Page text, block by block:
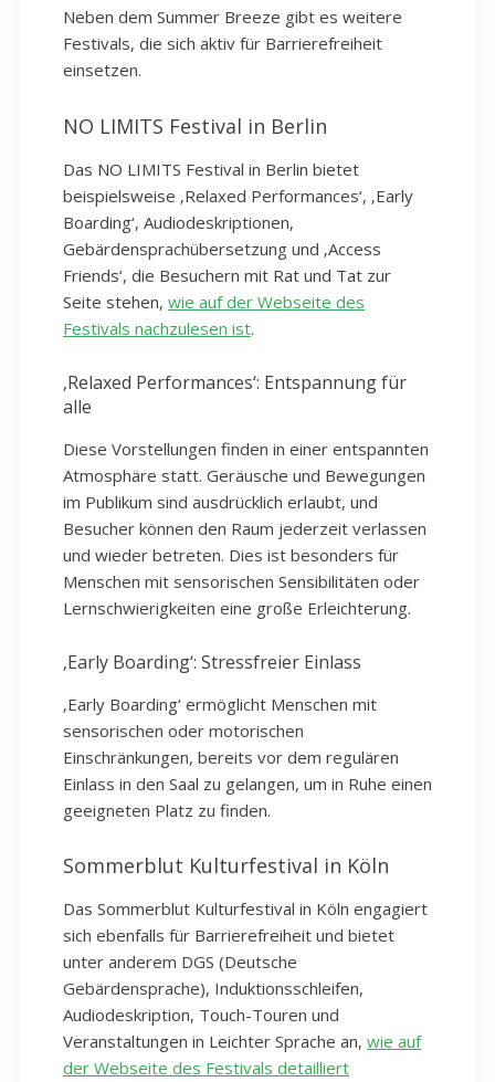
Neben dem Summer Breeze gibt es weitere
Festivals, die sich aktiv für Barrierefreiheit
einsetzen.
NO LIMITS Festival in Berlin
Das NO LIMITS Festival in Berlin bietet
beispielsweise ‚Relaxed Performances‘, ‚Early
Boarding‘, Audiodeskriptionen,
Gebärdensprachübersetzung und ‚Access
Friends‘, die Besuchern mit Rat und Tat zur
Seite stehen, wie auf der Webseite des
Festivals nachzulesen ist.
‚Relaxed Performances‘: Entspannung für
alle
Diese Vorstellungen finden in einer entspannten
Atmosphäre statt. Geräusche und Bewegungen
im Publikum sind ausdrücklich erlaubt, und
Besucher können den Raum jederzeit verlassen
und wieder betreten. Dies ist besonders für
Menschen mit sensorischen Sensibilitäten oder
Lernschwierigkeiten eine große Erleichterung.
‚Early Boarding‘: Stressfreier Einlass
‚Early Boarding‘ ermöglicht Menschen mit
sensorischen oder motorischen
Einschränkungen, bereits vor dem regulären
Einlass in den Saal zu gelangen, um in Ruhe einen
geeigneten Platz zu finden.
Sommerblut Kulturfestival in Köln
Das Sommerblut Kulturfestival in Köln engagiert
sich ebenfalls für Barrierefreiheit und bietet
unter anderem DGS (Deutsche
Gebärdensprache), Induktionsschleifen,
Audiodeskription, Touch-Touren und
Veranstaltungen in Leichter Sprache an, wie auf
der Webseite des Festivals detailliert